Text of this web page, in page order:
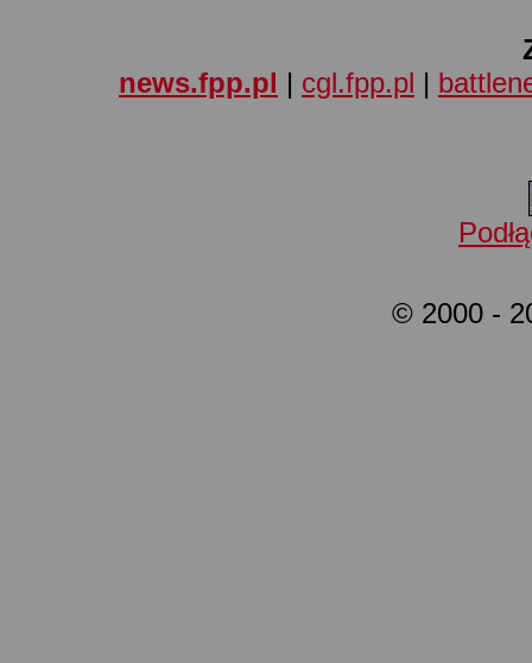
news.fpp.pl | cgl.fpp.pl |
© 2000 -